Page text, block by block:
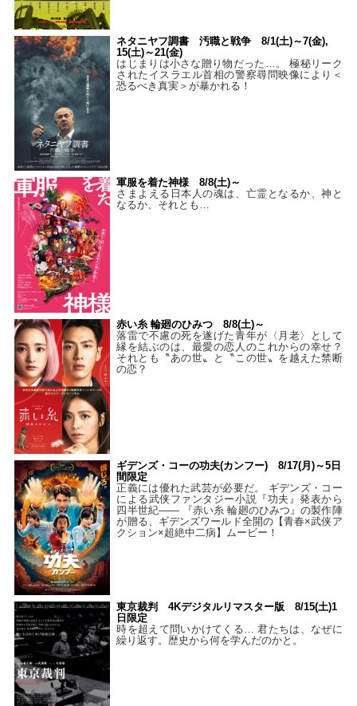
ネタニヤフ調書 汚職と戦争 8/1(土)～7(金),
15(土)～21(金)
はじまりは小さな贈り物だった…。 極秘リーク
されたイスラエル首相の警察尋問映像により＜
恐るべき真実＞が暴かれる！
軍服を着た神様 8/8(土)～
さまよえる日本人の魂は、亡霊となるか、神と
なるか、それとも…
赤い糸 輪廻のひみつ 8/8(土)～
落雷で不慮の死を遂げた青年が〈月老〉として
縁を結ぶのは、最愛の恋人のこれからの幸せ？
それとも〝あの世〟と〝この世〟を越えた禁断
の恋？
ギデンズ・コーの功夫(カンフー) 8/17(月)～5日
間限定
正義には優れた武芸が必要だ。 ギデンズ・コー
による武侠ファンタジー小説『功夫』発表から
四半世紀―― 『赤い糸 輪廻のひみつ』の製作陣
が贈る、ギデンズワールド全開の【青春×武侠ア
クション×超絶中二病】ムービー！
東京裁判 4Kデジタルリマスター版 8/15(土)1
日限定
時を超えて問いかけてくる… 君たちは、なぜに
繰り返す。歴史から何を学んだのかと。